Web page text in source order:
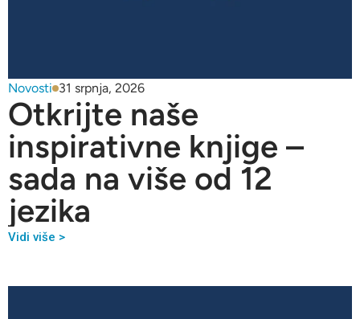
Novosti 31 srpnja, 2026
Otkrijte naše
inspirativne knjige –
sada na više od 12
jezika
Vidi više >